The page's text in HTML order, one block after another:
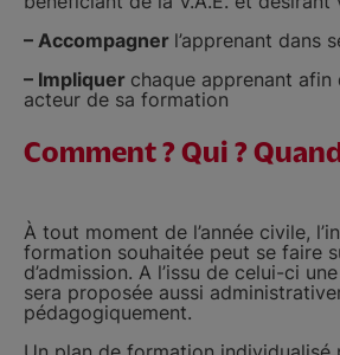
– Accompagner l’apprenant dans
– Impliquer chaque apprenant afin
acteur de sa formation
Comment ? Qui ?
À tout moment de l’année civile,
formation souhaitée peut se faire
d’admission. A l’issu de celui-ci
sera proposée aussi
pédagogiquement.